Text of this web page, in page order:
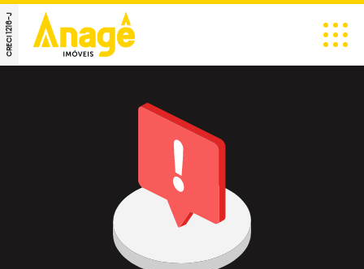
CRECI 1216-J